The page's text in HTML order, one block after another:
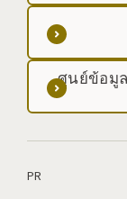
ศูนย์ข้อมู
PR